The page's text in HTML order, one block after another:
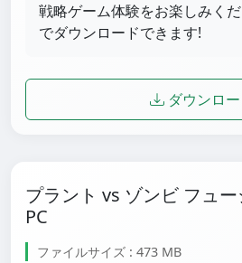
戦略ゲーム体験をお楽しみく
でダウンロードできます!
ダウンロ
プラント vs ゾンビ フュ
PC
ファイルサイズ : 473 MB